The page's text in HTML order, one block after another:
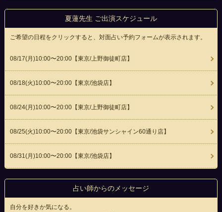
夏蓮先生 ご出演スケジュール
ご希望の日程をクリックすると、対面占い予約フォームが表示されます。
08/17(月 )10:00〜20:00【東京/上野御徒町店】
08/18(火)10:00〜20:00【東京/池袋店】
08/24(月 )10:00〜20:00【東京/上野御徒町店】
08/25(火)10:00〜20:00【東京/池袋サンシャイン60通り店】
08/31(月 )10:00〜20:00【東京/池袋店】
占い師からのメッセージ
自分を好きか気になる。